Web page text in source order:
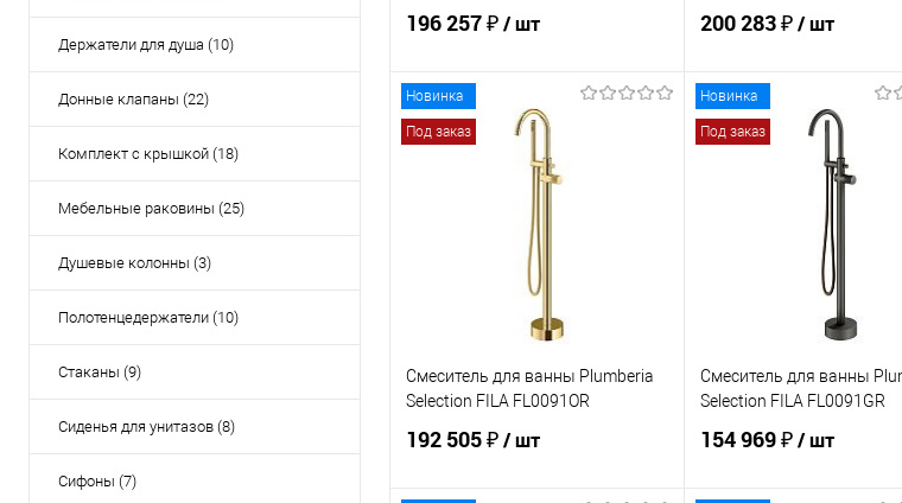
Держатели для душа (10)
Донные клапаны (22)
Комплект с крышкой (18)
Мебельные раковины (25)
Душевые колонны (3)
Полотенцедержатели (10)
Стаканы (9)
Сиденья для унитазов (8)
Сифоны (7)
196 257 ₽/ шт
В корзину
200 283 ₽/ шт
В корзину
Новинка
Под заказ
Смеситель для ванны Plumberia
Selection FILA FL0091OR
192 505 ₽/ шт
Новинка
Под заказ
Смеситель для ванны
Selection FILA FL0091GR
154 969 ₽/ шт